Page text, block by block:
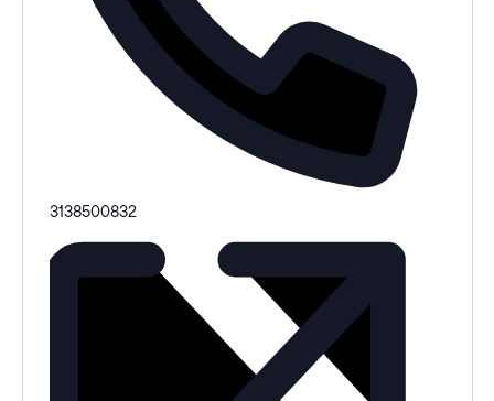
Teléfono
3138500832